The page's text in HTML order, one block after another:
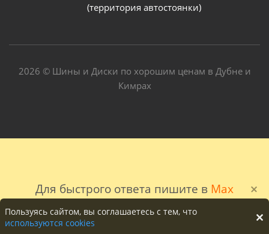
Для быстрого ответа пишите в Max
(территория автостоянки)
2026 © Шины и Диски по хорошим ценам в Дубне и
Кимрах
Пользуясь сайтом, вы соглашаетесь с тем, что
используются cookies